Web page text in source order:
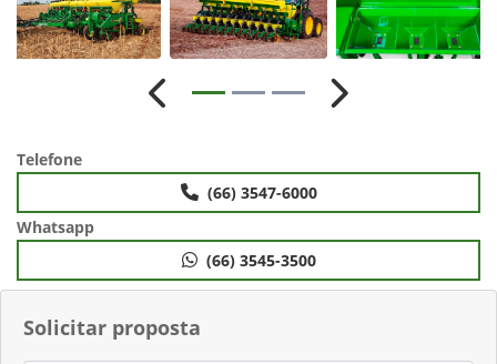
Solicitar proposta
Anterior Próximo
Telefone
(66) 3547-6000
Whatsapp
(66) 3545-3500